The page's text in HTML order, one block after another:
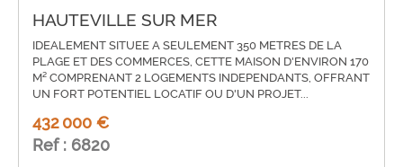
HAUTEVILLE SUR MER
IDEALEMENT SITUEE A SEULEMENT 350 METRES DE LA
PLAGE ET DES COMMERCES, CETTE MAISON D'ENVIRON 170
M² COMPRENANT 2 LOGEMENTS INDEPENDANTS, OFFRANT
UN FORT POTENTIEL LOCATIF OU D'UN PROJET...
432 000 €
Ref : 6820